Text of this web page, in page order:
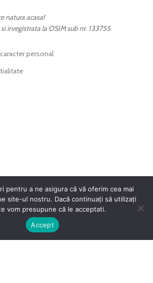
natura acasa!
inregistrata la OSIM sub nr. 133755
personal
WhatsApp
pentru a ne asigura că vă oferim cea mai
site-ul nostru. Dacă continuați să utilizați
vom presupune că le acceptati.
Accept